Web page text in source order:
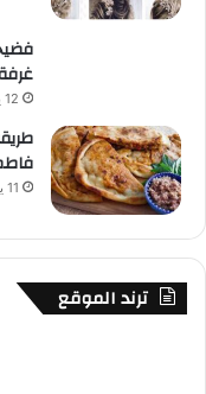
12 يناير، 2026
11 يوليو، 2020
ترند الموقع